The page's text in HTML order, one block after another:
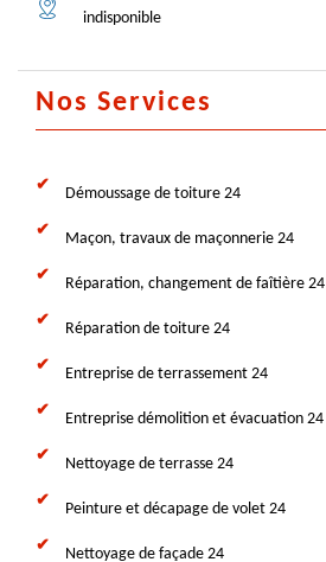
indisponible
Nos Services
Démoussage de toiture 24
Maçon, travaux de maçonnerie 24
Réparation, changement de faîtière 24
Réparation de toiture 24
Entreprise de terrassement 24
Entreprise démolition et évacuation 24
Nettoyage de terrasse 24
Peinture et décapage de volet 24
Nettoyage de façade 24